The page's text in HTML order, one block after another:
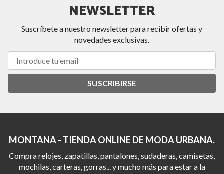
NEWSLETTER
Suscríbete a nuestro newsletter para recibir ofertas y
novedades exclusivas.
SUSCRIBIRSE
MONTANA - TIENDA ONLINE DE MODA URBANA.
Compra relojes, zapatillas, pantalones, sudaderas, camisetas,
mochilas, carteras, gorras... y mucho más para estar a la